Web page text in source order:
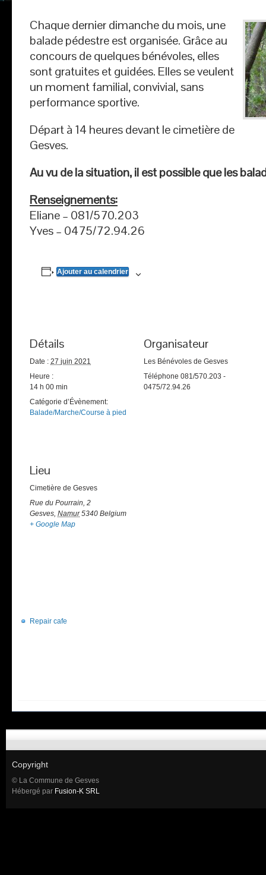
Chaque dernier dimanche du mois, une
balade pédestre est organisée. Grâce au
concours de quelques bénévoles, elles
sont gratuites et guidées. Elles se veulent
un moment familial, convivial, sans
performance sportive.
Départ à 14 heures devant le cimetière de
Gesves.
Au vu de la situation, il est possible que les
Renseignements:
Eliane – 081/570.203
Yves – 0475/72.94.26
Ajouter au calendrier
Détails
Date : 27 juin 2021
Heure :
14 h 00 min
Catégorie d’Évènement:
Balade/Marche/Course à pied
Organisateur
Les Bénévoles de Gesves
Téléphone 081/570.203 -
0475/72.94.26
Lieu
Cimetière de Gesves
Rue du Pourrain, 2
Gesves, Namur 5340 Belgium
+ Google Map
Repair cafe
Copyright
© La Commune de Gesves
Hébergé par Fusion-K SRL